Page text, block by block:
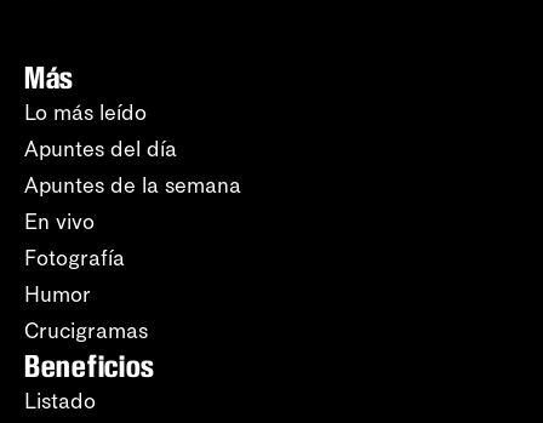
Más
Lo más leído
Apuntes del día
Apuntes de la semana
En vivo
Fotografía
Humor
Crucigramas
Beneficios
Listado